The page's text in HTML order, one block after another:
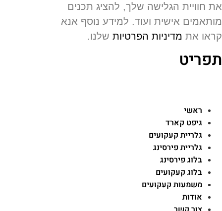
חוויית הגלישה שלך, להציג תכנים
אישית ועוד. למידע נוסף אנא
אתמדיניות הפרטיותשלנו.
ראשי
גיפט קארד
גלריית קעקועים
גלריית פירסינג
בלוג פירסינג
בלוג קעקועים
משמעות קעקועים
אודות